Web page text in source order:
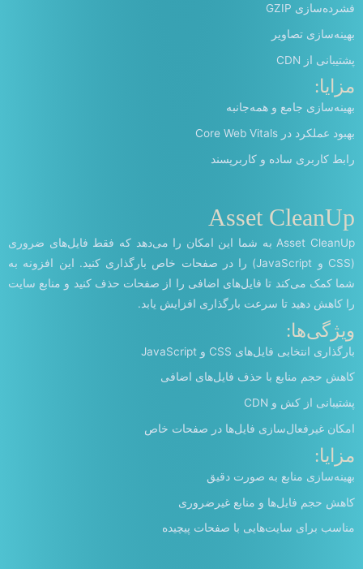
فشرده‌سازی GZIP
بهینه‌سازی تصاویر
پشتیبانی از CDN
مزایا:
بهینه‌سازی جامع و همه‌جانبه
بهبود عملکرد در Core Web Vitals
رابط کاربری ساده و کاربرپسند
Asset CleanUp
Asset CleanUp به شما این امکان را می‌دهد که فقط فایل‌های ضروری
(CSS و JavaScript) را در صفحات خاص بارگذاری کنید. این افزونه به
شما کمک می‌کند تا فایل‌های اضافی را از صفحات حذف کنید و منابع سایت
را کاهش دهید تا سرعت بارگذاری افزایش یابد.
ویژگی‌ها:
بارگذاری انتخابی فایل‌های CSS و JavaScript
کاهش حجم منابع با حذف فایل‌های اضافی
پشتیبانی از کش و CDN
امکان غیرفعال‌سازی فایل‌ها در صفحات خاص
مزایا:
بهینه‌سازی منابع به صورت دقیق
کاهش حجم فایل‌ها و منابع غیرضروری
مناسب برای سایت‌هایی با صفحات پیچیده